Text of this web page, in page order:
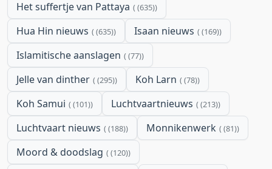
Het suffertje van Pattaya (635)
Hua Hin nieuws (635) Isaan nieuws (169)
Islamitische aanslagen (77)
Jelle van dinther (295) Koh Larn (78)
Koh Samui (101) Luchtvaartnieuws (213)
Luchtvaart nieuws (188) Monnikenwerk (81)
Moord & doodslag (120)